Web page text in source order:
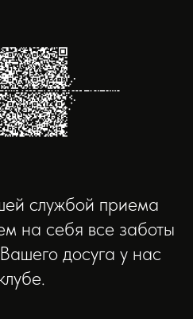
службой приема
на себя все заботы
досуга у нас